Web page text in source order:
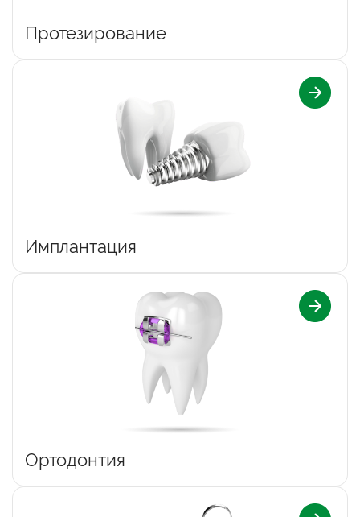
Протезирование
Имплантация
Ортодонтия